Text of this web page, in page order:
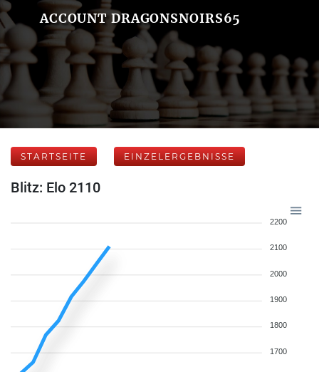
ACCOUNT DRAGONSNOIRS65
STARTSEITE EINZELERGEBNISSE
Blitz: Elo 2110
2200
2100
2000
1900
1800
1700